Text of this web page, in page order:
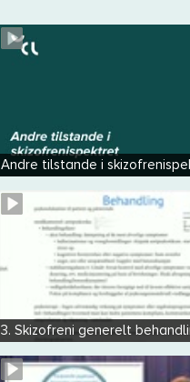
Andre tilstande i
3. Skizofreni generelt